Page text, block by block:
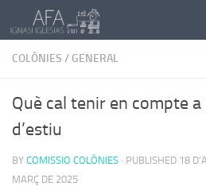
Skip to content
COLÒNIES / GENERAL
Què cal tenir en compte
d’estiu
BY COMISSIO COLÒNIES · PUBLISHED 18
MARÇ DE 2025